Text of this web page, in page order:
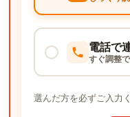
電話で
すぐ調整
選んだ方を必ずご入力